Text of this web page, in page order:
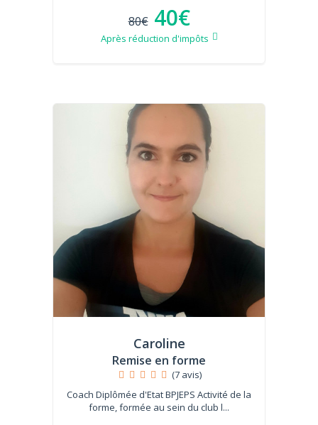
80€ 40€
Après réduction d'impôts
Caroline
Remise en forme
(7 avis)
Coach Diplômée d'Etat BPJEPS Activité de la
forme, formée au sein du club l...